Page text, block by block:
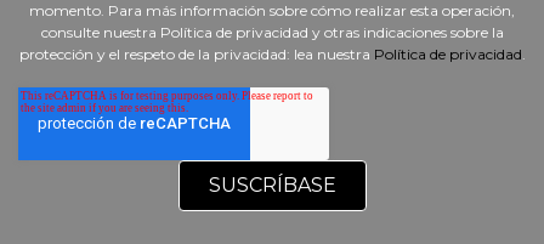
momento. Para más información sobre cómo realizar esta operación,
consulte nuestra Política de privacidad y otras indicaciones sobre la
protección y el respeto de la privacidad: lea nuestra Política de privacidad.